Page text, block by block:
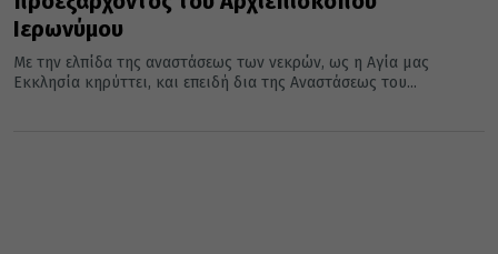
Ιερωνύμου
Με την ελπίδα της αναστάσεως των νεκρών, ως η Αγία μας
Εκκλησία κηρύττει, και επειδή δια της Αναστάσεως του...